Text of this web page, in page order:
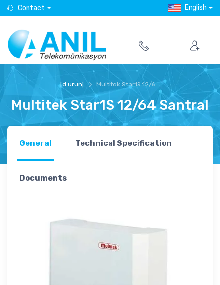
Contact English
[d:urun] Multitek Star1S 12/6...
Multitek Star1S 12/64 Santral
General Technical Specification
Documents